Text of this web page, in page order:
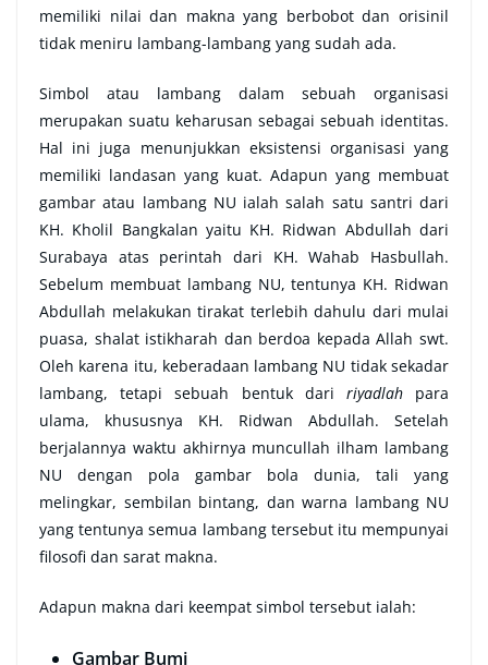
memiliki nilai dan makna yang berbobot dan orisinil
tidak meniru lambang-lambang yang sudah ada.
Simbol atau lambang dalam sebuah organisasi
merupakan suatu keharusan sebagai sebuah identitas.
Hal ini juga menunjukkan eksistensi organisasi yang
memiliki landasan yang kuat. Adapun yang membuat
gambar atau lambang NU ialah salah satu santri dari
KH. Kholil Bangkalan yaitu KH. Ridwan Abdullah dari
Surabaya atas perintah dari KH. Wahab Hasbullah.
Sebelum membuat lambang NU, tentunya KH. Ridwan
Abdullah melakukan tirakat terlebih dahulu dari mulai
puasa, shalat istikharah dan berdoa kepada Allah swt.
Oleh karena itu, keberadaan lambang NU tidak sekadar
lambang, tetapi sebuah bentuk dari riyadlah para
ulama, khususnya KH. Ridwan Abdullah. Setelah
berjalannya waktu akhirnya muncullah ilham lambang
NU dengan pola gambar bola dunia, tali yang
melingkar, sembilan bintang, dan warna lambang NU
yang tentunya semua lambang tersebut itu mempunyai
filosofi dan sarat makna.
Adapun makna dari keempat simbol tersebut ialah:
Gambar Bumi